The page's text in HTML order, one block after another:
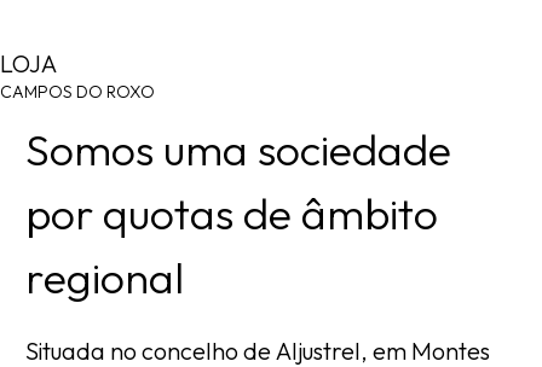
LOJA
CAMPOS DO ROXO
Somos uma sociedade
por quotas de âmbito
regional
Situada no concelho deAljustrel, em Montes